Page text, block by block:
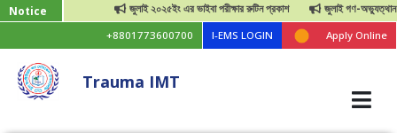
Notice জুলাই ২০২৫ইং এর ভাইবা পরীক্ষার রুটিন প্রকাশ জুলাই গণ-অভ্যুত্থান দিবস উপলেক্ষ্য ছুটির
+8801773600700 I-EMS LOGIN Apply Online
Trauma IMT